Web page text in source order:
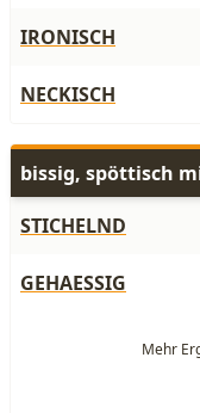
IRONISCH
NECKISCH
bissig, spöttisch
STICHELND
GEHAESSIG